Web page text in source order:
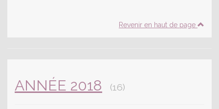
Revenir en haut de page
ANNÉE 2018 (16)